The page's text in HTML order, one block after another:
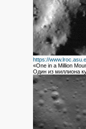
https://
«One in a Million
Один из миллиона